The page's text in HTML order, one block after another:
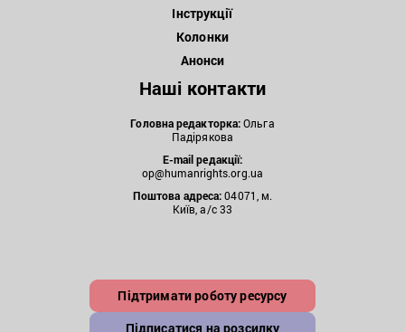
Інструкції
Колонки
Анонси
Наші контакти
Головна редакторка:Ольга
Падірякова
E-mail редакції:
op@humanrights.org.ua
Поштова адреса:04071, м.
Київ, а/с 33
Підтримати роботу ресурсу
Підписатися на розсилку